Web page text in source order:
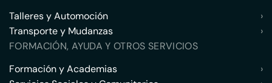
Talleres y Automoción
›
Transporte y Mudanzas
›
FORMACIÓN, AYUDA Y OTROS SERVICIOS
Formación y Academias
›